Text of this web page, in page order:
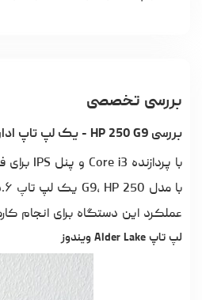
بررسی تخصصی
بررسی HP 250 G9 - یک لپ تاپ اداری مقرون به صرفه
با پردازنده Core i3 و پنل IPS برای فعالیت های روزمره شما.
عملکرد این دستگاه برای انجام
لپ تاپ Alder Lake ویندوز